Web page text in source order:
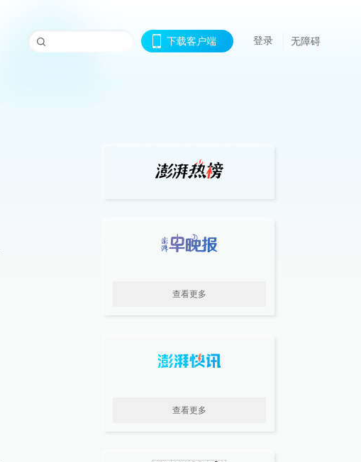
下载客户端 登录 无障碍
查看更多
查看更多